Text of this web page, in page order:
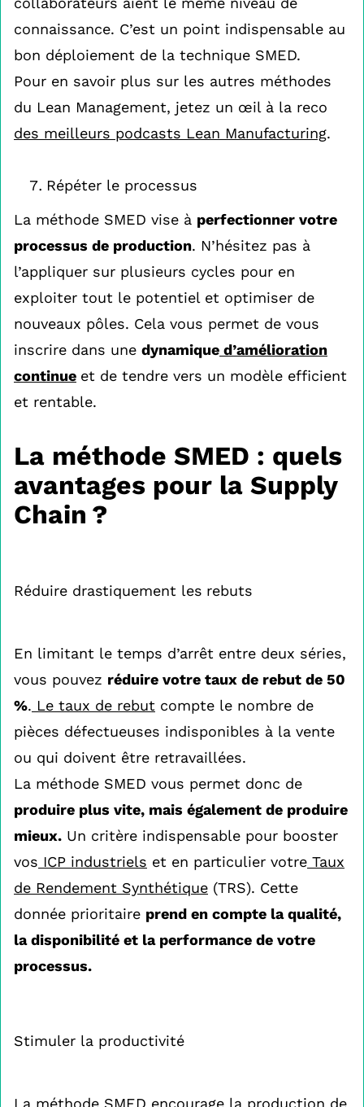
connaissance. C’est un point indispensable au
bon déploiement de la technique SMED.
Pour en savoir plus sur les autres méthodes
du Lean Management, jetez un œil à la reco
des meilleurs podcasts Lean Manufacturing.
Répéter le processus
La méthode SMED vise à perfectionner votre
processus de production. N’hésitez pas à
l’appliquer sur plusieurs cycles pour en
exploiter tout le potentiel et optimiser de
nouveaux pôles. Cela vous permet de vous
inscrire dans une dynamique d’amélioration
continue et de tendre vers un modèle efficient
et rentable.
La méthode SMED : quels
avantages pour la Supply
Chain ?
Réduire drastiquement les rebuts
En limitant le temps d’arrêt entre deux séries,
vous pouvez réduire votre taux de rebut de 50
%. Le taux de rebut compte le nombre de
pièces défectueuses indisponibles à la vente
ou qui doivent être retravaillées.
La méthode SMED vous permet donc de
produire plus vite, mais également de produire
mieux. Un critère indispensable pour booster
vos ICP industriels et en particulier votre Taux
de Rendement Synthétique (TRS). Cette
donnée prioritaire prend en compte la qualité,
la disponibilité et la performance de votre
processus.
Stimuler la productivité
La méthode SMED encourage la production de